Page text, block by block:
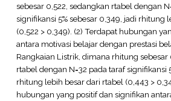
sebesar 0,522, sedangkan rtabel dengan
signifikansi 5% sebesar 0,349, jadi rhitung
(0,522 > 0,349). (2) Terdapat hubungan
antara motivasi belajar dengan prestasi
Rangkaian Listrik, dimana rhitung sebesar
rtabel dengan N=32 pada taraf signifikansi
rhitung lebih besar dari rtabel (0,443 >
hubungan yang positif dan signifikan